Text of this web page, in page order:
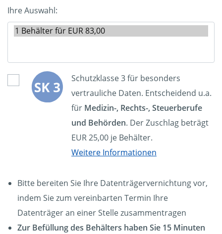
Ihre Auswahl:
Schutzklasse 3 für besonders
vertrauliche Daten. Entscheidend u.a.
für Medizin-, Rechts-, Steuerberufe
und Behörden. Der Zuschlag beträgt
EUR 25,00 je Behälter.
Weitere Informationen
Bitte bereiten Sie Ihre Datenträgervernichtung vor,
indem Sie zum vereinbarten Termin Ihre
Datenträger an einer Stelle zusammentragen
Zur Befüllung des Behälters haben Sie 15 Minuten